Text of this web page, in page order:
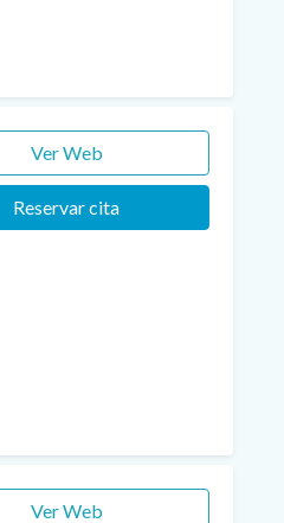
Ver Web
Reservar cita
Ver Web